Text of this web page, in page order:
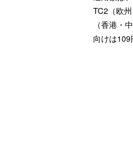
TC2（欧
（香港・
向けは109